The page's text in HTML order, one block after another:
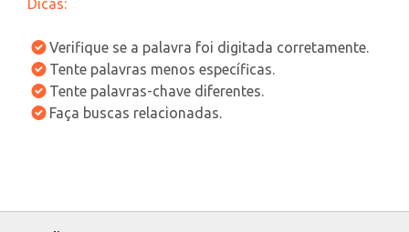
Dicas:
Verifique se a palavra foi digitada corretamente.
Tente palavras menos específicas.
Tente palavras-chave diferentes.
Faça buscas relacionadas.